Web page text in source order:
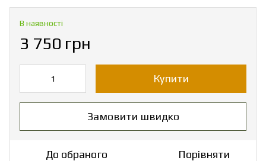
В наявності
3 750 грн
Купити
Замовити швидко
До обраного Порівняти